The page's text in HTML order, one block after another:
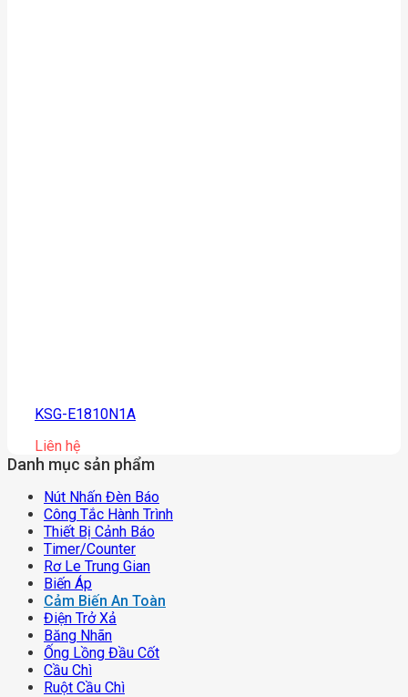
KSG-E1810N1A
Liên hệ
Danh mục sản phẩm
Nút Nhấn Đèn Báo
Công Tắc Hành Trình
Thiết Bị Cảnh Báo
Timer/counter
Rơ Le Trung Gian
Biến Áp
Cảm Biến An Toàn
Điện Trở Xả
Băng Nhãn
Ống Lồng Đầu Cốt
Cầu Chì
Ruột Cầu Chì